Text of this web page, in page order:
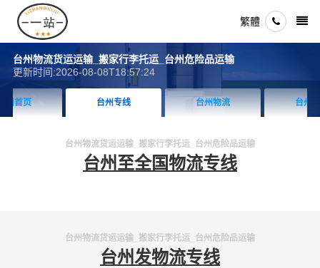
繁體
台州物流货运运输_搬家行李托运_台州危险品运输
更新时间:2026-08-08T18:57:24
台州专线 台州物流 台州搬家
台州物流货运运输_搬家行李托运_台州危险品运输
台州至全国物流专线
台州物流货运运输_搬家行李托运_台州危险品运输
台州发物流专线